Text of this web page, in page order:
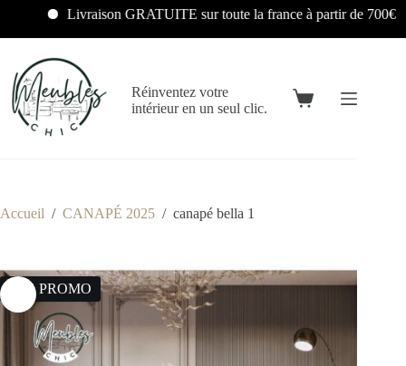
Livraison GRATUITE sur toute la france à partir de 700€
Réinventez votre
intérieur en un seul clic.
Accueil / CANAPÉ 2025 / canapé bella 1
17% PROMO